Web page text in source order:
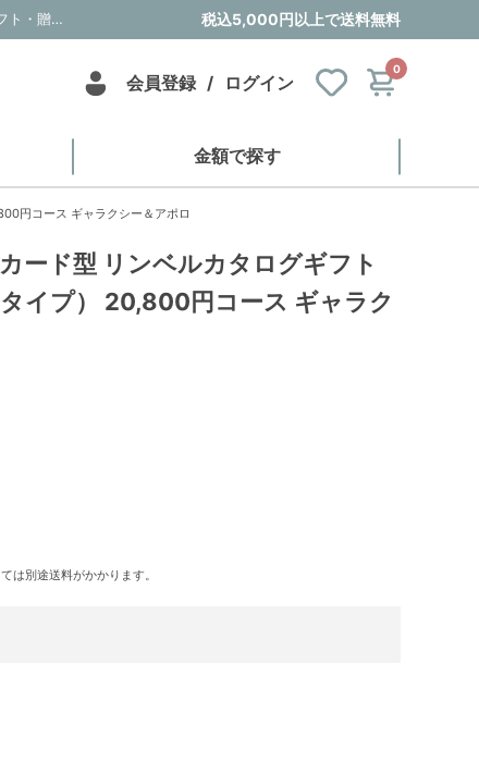
【ブライダル用】カード型 リンベルカタログギフト プラスグルメ（缶タイプ） 20,800円コース ギャラクシー＆アポロ｜内祝い・お祝い・ギフト・贈り物の通販サイトtheDe(ザディー) 税込5,000円以上で送料無料
会員登録 / ログイン
0
金額で探す
円コース ギャラクシー＆アポロ
ード型 リンベルカタログギフト
イプ） 20,800円コース ギャラク
は別途送料がかかります。